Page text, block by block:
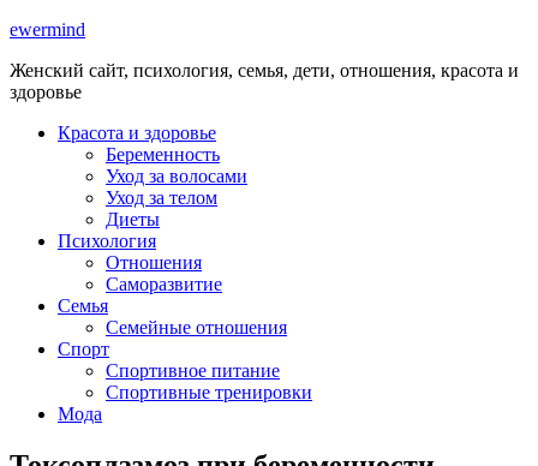
ewermind
Женский сайт, психология, семья, дети, отношения, красота и
здоровье
Красота и здоровье
Беременность
Уход за волосами
Уход за телом
Диеты
Психология
Отношения
Саморазвитие
Семья
Семейные отношения
Спорт
Спортивное питание
Спортивные тренировки
Мода